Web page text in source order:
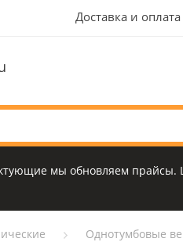
Доставка и оплата
мы обновляем прайсы.
Однотумбовые